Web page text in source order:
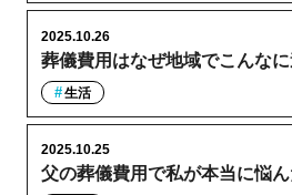
葬儀費用はなぜ地域でこんな
2025.10.26
生活
父の葬儀費用で私が本当に悩ん
2025.10.25